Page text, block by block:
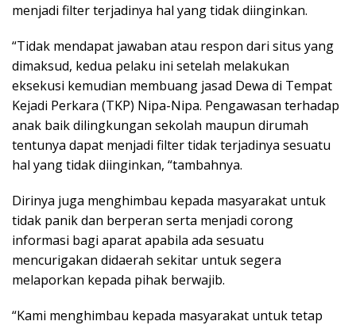
menjadi filter terjadinya hal yang tidak diinginkan.
“Tidak mendapat jawaban atau respon dari situs yang
dimaksud, kedua pelaku ini setelah melakukan
eksekusi kemudian membuang jasad Dewa di Tempat
Kejadi Perkara (TKP) Nipa-Nipa. Pengawasan terhadap
anak baik dilingkungan sekolah maupun dirumah
tentunya dapat menjadi filter tidak terjadinya sesuatu
hal yang tidak diinginkan, “tambahnya.
Dirinya juga menghimbau kepada masyarakat untuk
tidak panik dan berperan serta menjadi corong
informasi bagi aparat apabila ada sesuatu
mencurigakan didaerah sekitar untuk segera
melaporkan kepada pihak berwajib.
“Kami menghimbau kepada masyarakat untuk tetap